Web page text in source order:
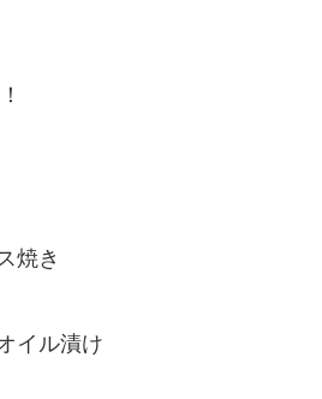
焼き
イル漬け